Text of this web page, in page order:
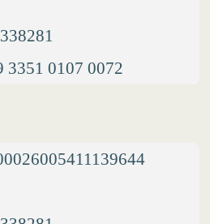
3351 0107 0072